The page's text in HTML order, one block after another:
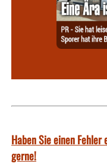
Haben Sie einen
gerne!